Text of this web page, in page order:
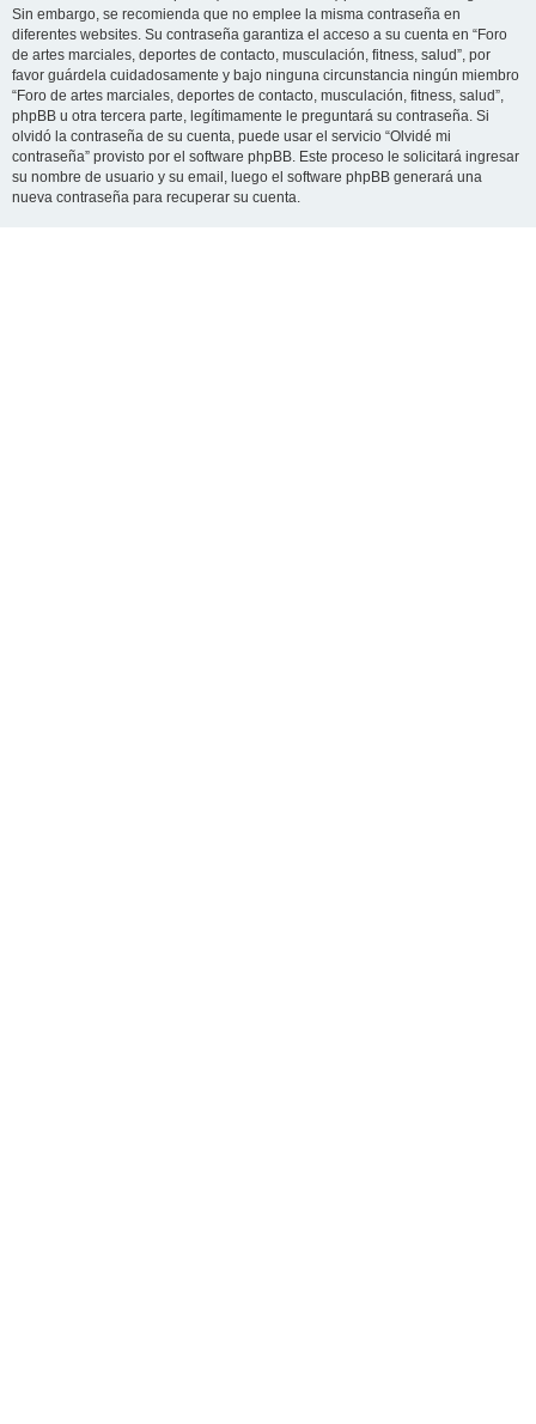
Sin embargo, se recomienda que no emplee la misma contraseña en
diferentes websites. Su contraseña garantiza el acceso a su cuenta en “Foro
de artes marciales, deportes de contacto, musculación, fitness, salud”, por
favor guárdela cuidadosamente y bajo ninguna circunstancia ningún miembro
“Foro de artes marciales, deportes de contacto, musculación, fitness, salud”,
phpBB u otra tercera parte, legítimamente le preguntará su contraseña. Si
olvidó la contraseña de su cuenta, puede usar el servicio “Olvidé mi
contraseña” provisto por el software phpBB. Este proceso le solicitará ingresar
su nombre de usuario y su email, luego el software phpBB generará una
nueva contraseña para recuperar su cuenta.